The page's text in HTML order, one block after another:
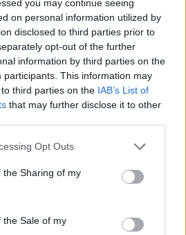
you may continue seeing
on personal information utilized by
disclosed to third parties prior to
opt-out of the further
information by third parties on the
participants. This information may
third parties on the IAB’s List of
that may further disclose it to other
Opt Outs
the Sharing of my
the Sale of my
rész
a fiatal lányokat 14. rész
amikor segítséget kérnek?
kifejezések laza